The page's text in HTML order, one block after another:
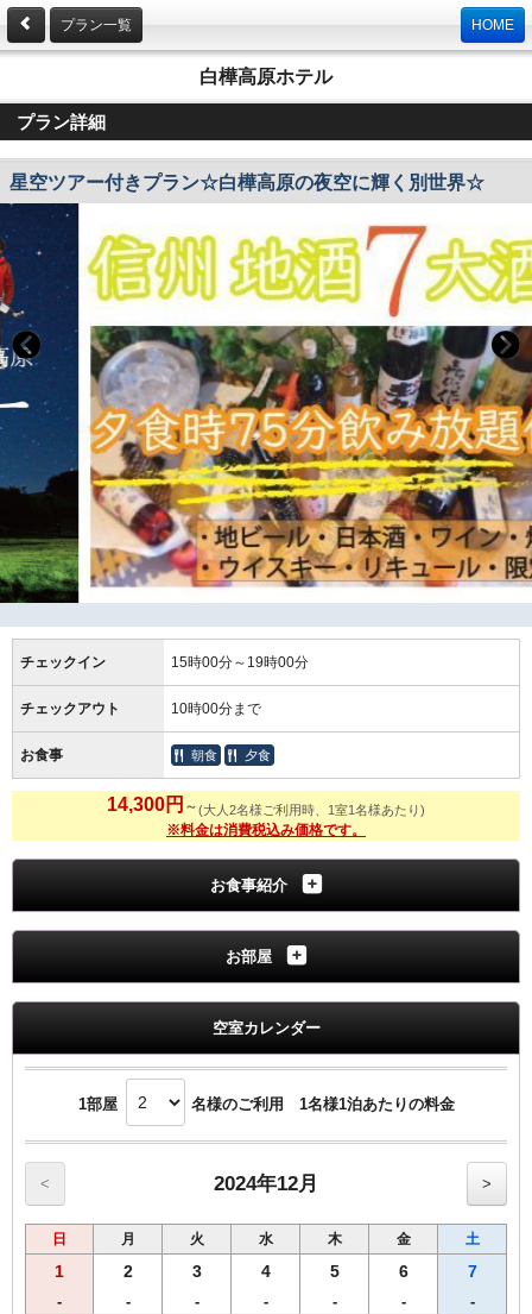
プラン一覧 HOME
白樺高原ホテル
プラン詳細
星空ツアー付きプラン☆白樺高原の夜空に輝く別世界☆
チェックイン 15時00分～19時00分
チェックアウト 10時00分まで
お食事 朝食 夕食
14,300円 ～(大人2名様ご利用時、1室1名様あたり)
※料金は消費税込み価格です。
お食事紹介
お部屋
空室カレンダー
1部屋 名様のご利用 1名様1泊あたりの料金
< 2024年12月 >
日 月 火 水 木 金 土
1
-
2
-
3
-
4
-
5
-
6
-
7
-